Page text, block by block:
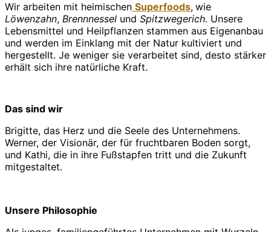
Wir arbeiten mit heimischen Superfoods, wie
Löwenzahn, Brennnessel und Spitzwegerich. Unsere
Lebensmittel und Heilpflanzen stammen aus Eigenanbau
und werden im Einklang mit der Natur kultiviert und
hergestellt. Je weniger sie verarbeitet sind, desto stärker
erhält sich ihre natürliche Kraft.
Das sind wir
Brigitte, das Herz und die Seele des Unternehmens.
Werner, der Visionär, der für fruchtbaren Boden sorgt,
und Kathi, die in ihre Fußstapfen tritt und die Zukunft
mitgestaltet.
Unsere Philosophie